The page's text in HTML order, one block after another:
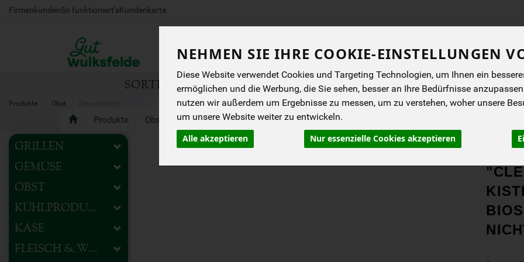
NEHMEN SIE IHRE COOKIE-EINSTELLUNGEN
Diese Website verwendet Cookies und Targeting Technologien, um Ihnen ein
ermöglichen und die Werbung, die Sie sehen, besser an Ihre Bedürfnisse
nutzen wir außerdem um Ergebnisse zu messen, um zu verstehen, woher unsere
um unsere Website weiter zu entwickeln.
Alle akzeptieren Nur essenzielle Cookies akzeptieren
FirmenkundenSo funktioniert’sKundenkarte
Produkt
SORTIMENT HOFEIGENES BIOKISTEN ANGEBOTE NEUES
Produkte Obst
Produkte Obst Zitrusfrüchte
GRILLEN
GEMÜSE
OBST
KÜHLPRODUKTE
KÄSE
FLEISCH & WURST